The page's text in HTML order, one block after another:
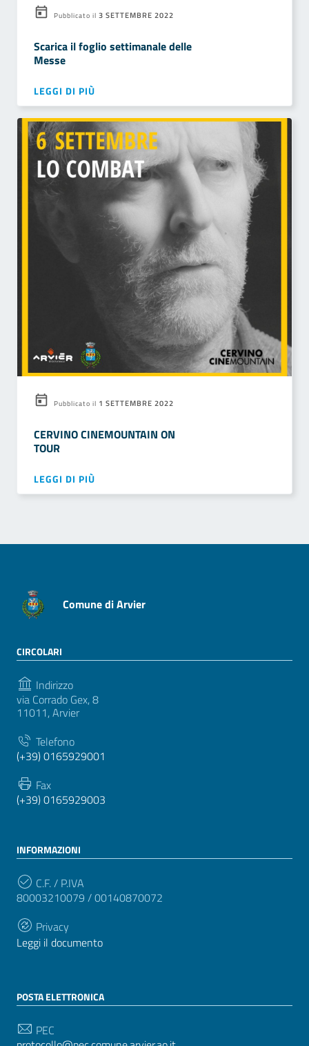
Pubblicato il 3 SETTEMBRE 2022
Scarica il foglio settimanale delle
Messe
LEGGI DI PIÙ
Pubblicato il 1 SETTEMBRE 2022
CERVINO CINEMOUNTAIN ON
TOUR
LEGGI DI PIÙ
Comune di Arvier
CIRCOLARI
Indirizzo
via Corrado Gex, 8
11011, Arvier
Telefono
(+39) 0165929001
Fax
(+39) 0165929003
INFORMAZIONI
C.F. / P.IVA
80003210079 / 00140870072
Privacy
Leggi il documento
POSTA ELETTRONICA
PEC